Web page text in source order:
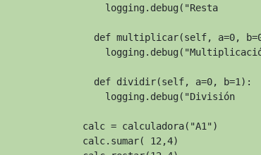
logging.debug("Resta
def multiplicar(self, a=0,
def dividir(self, a=0, b=1):
logging.debug("División
calc = calculadora("A1")
calc.sumar( 12,4)